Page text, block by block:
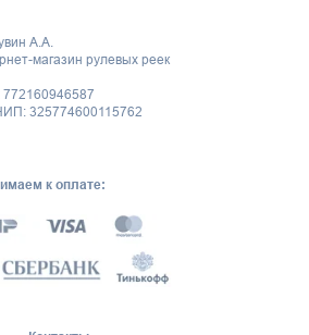
к оплате:
А.А.
магазин рулевых реек
325774600115762